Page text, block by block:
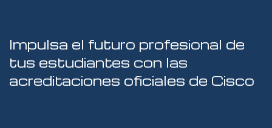
Impulsa el futuro profesional de
tus estudiantes con las
acreditaciones oficiales de Cisco